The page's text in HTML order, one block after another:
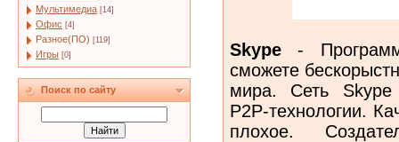
Мультимедиа [14]
Офис [4]
Разное(ПО) [119]
Игры [0]
Поиск по сайту
Skype -
сможете
мира. Сеть Skype
P2P-технологии.
плохое.